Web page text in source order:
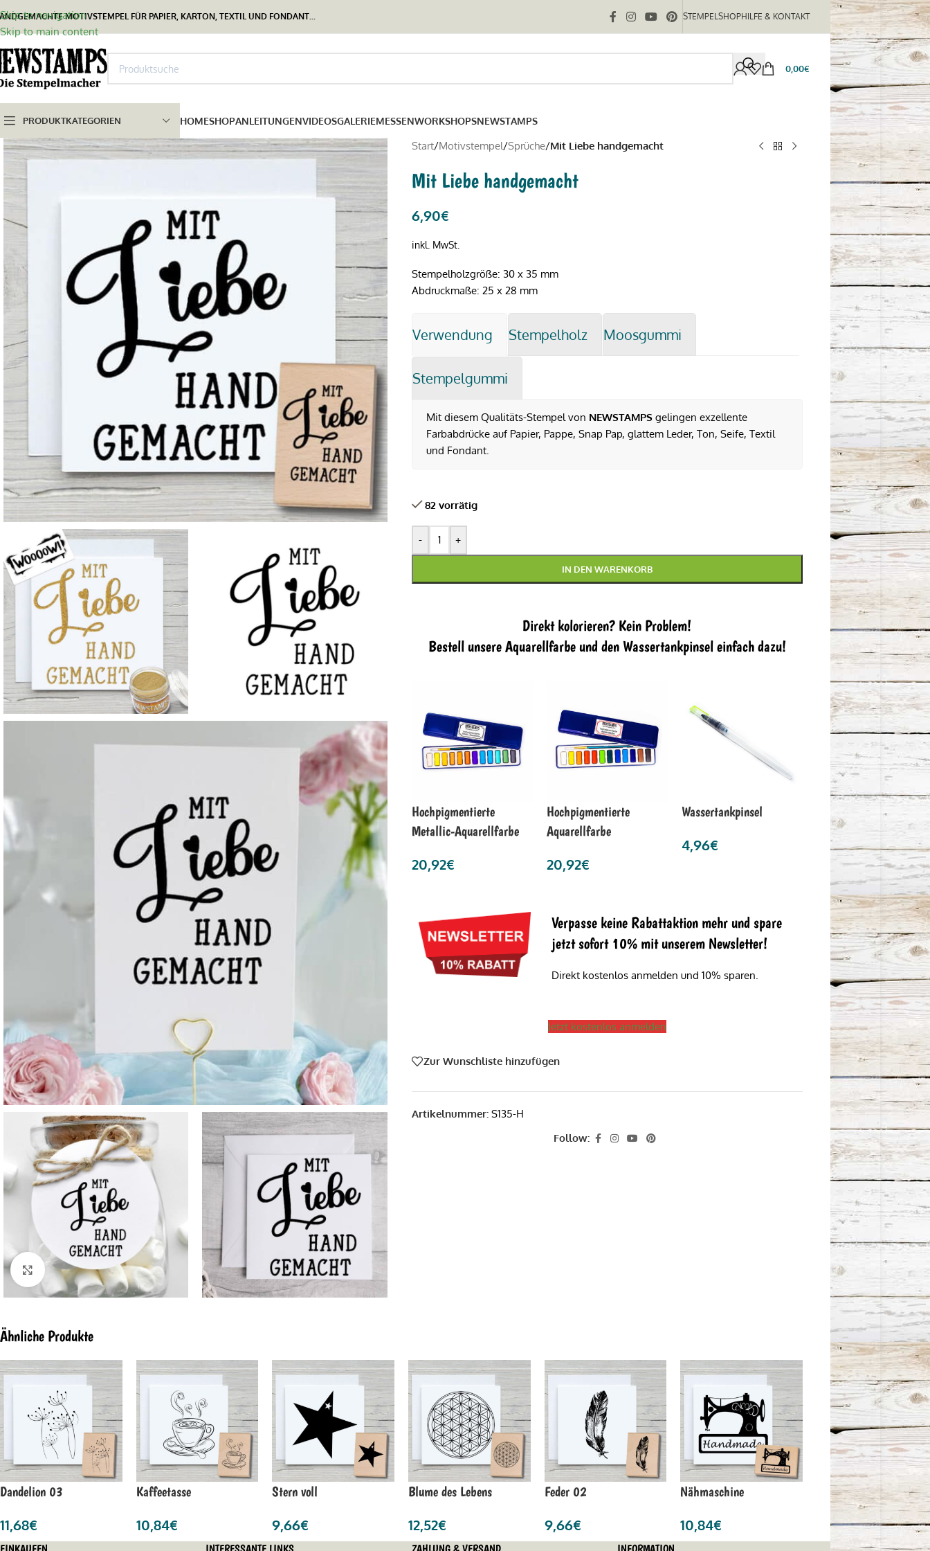
Skip to navigation
Skip to main content
MOTIVSTEMPEL FÜR PAPIER, KARTON, TEXTIL UND FONDANT... STEMPELSHOPHILFE & KONTAKT
0,00€
PRODUKTKATEGORIEN HOMESHOPANLEITUNGENVIDEOSGALERIEMESSENWORKSHOPSNEWSTAMPS
Click to enlarge
Start/Motivstempel/Sprüche/Mit Liebe handgemacht
Mit Liebe handgemacht
6,90€
inkl. MwSt.
Stempelholzgröße: 30 x 35 mm
Abdruckmaße: 25 x 28 mm
Verwendung Stempelholz Moosgummi
Stempelgummi
Mit diesem Qualitäts-Stempel von NEWSTAMPS gelingen exzellente
Farbabdrücke auf Papier, Pappe, Snap Pap, glattem Leder, Ton, Seife, Textil
und Fondant.
82 vorrätig
- +
IN DEN WARENKORB
Direkt kolorieren? Kein Problem!
Bestell unsere Aquarellfarbe und den Wassertankpinsel einfach dazu!
Hochpigmentierte
Metallic-Aquarellfarbe
20,92€
Hochpigmentierte
Aquarellfarbe
20,92€
Wassertankpinsel
4,96€
Verpasse keine Rabattaktion mehr und spare
jetzt sofort 10% mit unserem Newsletter!
Direkt kostenlos anmelden und 10% sparen.
Jetzt kostenlos anmelden
Zur Wunschliste hinzufügen
Artikelnummer: S135-H
Follow:
Ähnliche Produkte
Dandelion 03
11,68€
Kaffeetasse
10,84€
Stern voll
9,66€
Blume des Lebens
12,52€
Feder 02
9,66€
Nähmaschine
10,84€